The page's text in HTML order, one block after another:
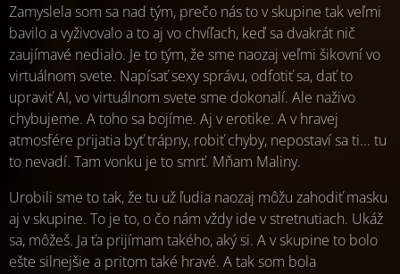
Zamyslela som sa nad tým, prečo nás to v skupine tak veľmi
bavilo a vyživovalo a to aj vo chvíľach, keď sa dvakrát nič
zaujímavé nedialo. Je to tým, že sme naozaj veľmi šikovní vo
virtuálnom svete. Napísať sexy správu, odfotiť sa, dať to
upraviť AI, vo virtuálnom svete sme dokonalí. Ale naživo
chybujeme. A toho sa bojíme. Aj v erotike. A v hravej
atmosfére prijatia byť trápny, robiť chyby, nepostaví sa ti... tu
to nevadí. Tam vonku je to smrť. Mňam Maliny.
Urobili sme to tak, že tu už ľudia naozaj môžu zahodiť masku
aj v skupine. To je to, o čo nám vždy ide v stretnutiach. Ukáž
sa, môžeš. Ja ťa prijímam takého, aký si. A v skupine to bolo
ešte silnejšie a pritom také hravé. A tak som bola